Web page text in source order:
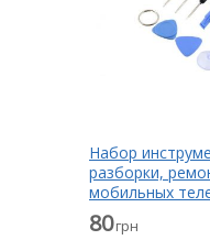
Набор
разборки,
мобильных
планшетов
80грн